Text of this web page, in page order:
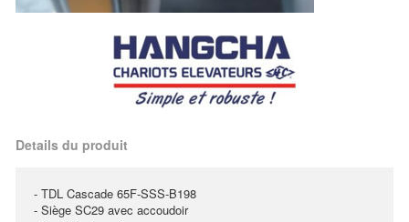
Details du produit
- TDL Cascade 65F-SSS-B198
- Siège SC29 avec accoudoir